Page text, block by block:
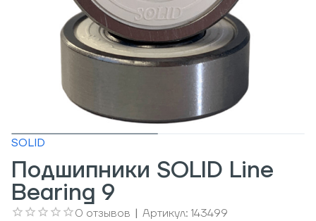
SOLID
Подшипники SOLID Line
Bearing 9
0 отзывов | Артикул: 143499